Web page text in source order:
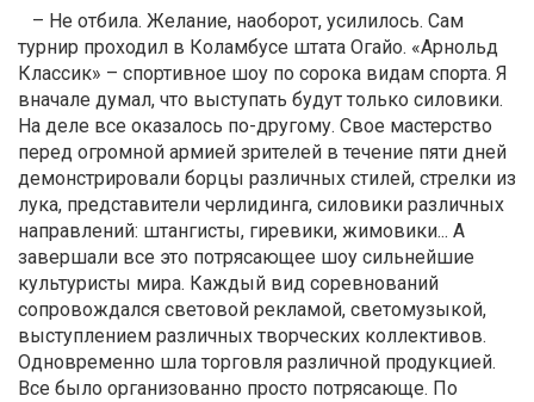
– Не отбила. Желание, наоборот, усилилось. Сам
турнир проходил в Коламбусе штата Огайо. «Арнольд
Классик» – спортивное шоу по сорока видам спорта. Я
вначале думал, что выступать будут только силовики.
На деле все оказалось по-другому. Свое мастерство
перед огромной армией зрителей в течение пяти дней
демонстрировали борцы различных стилей, стрелки из
лука, представители черлидинга, силовики различных
направлений: штангисты, гиревики, жимовики... А
завершали все это потрясающее шоу сильнейшие
культуристы мира. Каждый вид соревнований
сопровождался световой рекламой, светомузыкой,
выступлением различных творческих коллективов.
Одновременно шла торговля различной продукцией.
Все было организованно просто потрясающе. По